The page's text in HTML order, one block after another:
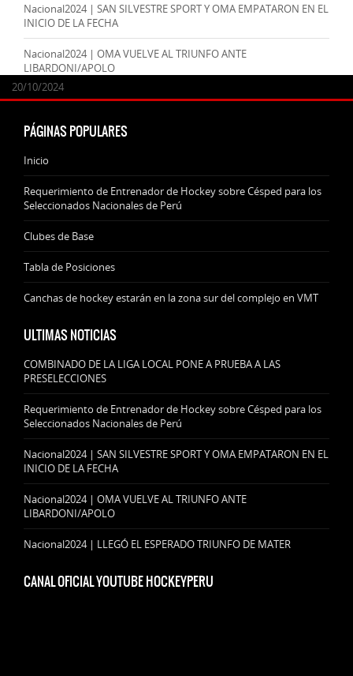
24/09/2025
07/11/2024
Nacional2024 | SAN SILVESTRE SPORT Y OMA EMPATARON EN EL
INICIO DE LA FECHA
20/10/2024
Nacional2024 | OMA VUELVE AL TRIUNFO ANTE
LIBARDONI/APOLO
20/10/2024
PÁGINAS POPULARES
Inicio
Requerimiento de Entrenador de Hockey sobre Césped para los
Seleccionados Nacionales de Perú
Clubes de Base
Tabla de Posiciones
Canchas de hockey estarán en la zona sur del complejo en VMT
ULTIMAS NOTICIAS
COMBINADO DE LA LIGA LOCAL PONE A PRUEBA A LAS
PRESELECCIONES
Requerimiento de Entrenador de Hockey sobre Césped para los
Seleccionados Nacionales de Perú
Nacional2024 | SAN SILVESTRE SPORT Y OMA EMPATARON EN EL
INICIO DE LA FECHA
Nacional2024 | OMA VUELVE AL TRIUNFO ANTE
LIBARDONI/APOLO
Nacional2024 | LLEGÓ EL ESPERADO TRIUNFO DE MATER
CANAL OFICIAL YOUTUBE HOCKEYPERU